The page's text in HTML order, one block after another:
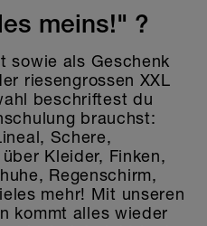
meins!" ?
sowie als Geschenk
riesengrossen XXL
beschriftest du
brauchst:
Schere,
Kleider, Finken,
Regenschirm,
mehr! Mit unseren
kommt alles wieder